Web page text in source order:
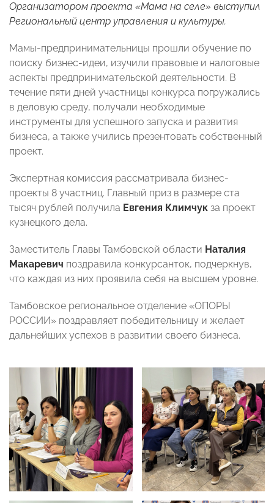
Организатором проекта «Мама на селе» выступил
Региональный центр управления и культуры.
Мамы-предпринимательницы прошли обучение по
поиску бизнес-идеи, изучили правовые и налоговые
аспекты предпринимательской деятельности. В
течение пяти дней участницы конкурса погружались
в деловую среду, получали необходимые
инструменты для успешного запуска и развития
бизнеса, а также учились презентовать собственный
проект.
Экспертная комиссия рассматривала бизнес-
проекты 8 участниц. Главный приз в размере ста
тысяч рублей получила Евгения Климчук за проект
кузнецкого дела.
Заместитель Главы Тамбовской области Наталия
Макаревич поздравила конкурсанток, подчеркнув,
что каждая из них проявила себя на высшем уровне.
Тамбовское региональное отделение «ОПОРЫ
РОССИИ» поздравляет победительницу и желает
дальнейших успехов в развитии своего бизнеса.